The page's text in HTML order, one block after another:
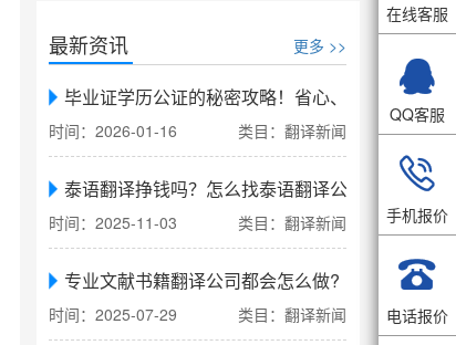
最新资讯 更多 >>
毕业证学历公证的秘密攻略！省心、省力、省时
时间：2026-01-16 类目：翻译新闻
泰语翻译挣钱吗？怎么找泰语翻译公司翻译
时间：2025-11-03 类目：翻译新闻
专业文献书籍翻译公司都会怎么做?
时间：2025-07-29 类目：翻译新闻
在线客服

QQ客服

手机报价

电话报价